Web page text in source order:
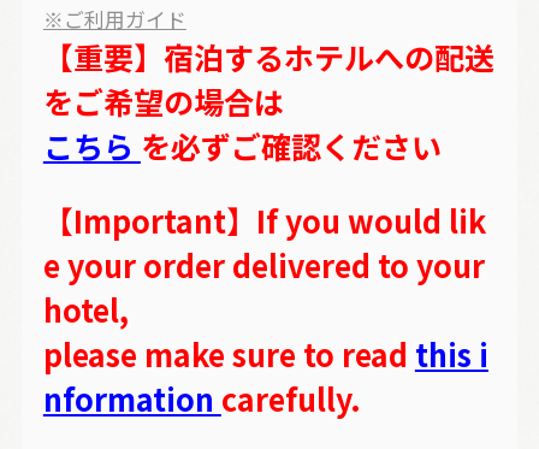
※ご利用ガイド
【重要】宿泊するホテルへの配送
をご希望の場合は
こちら を必ずご確認ください
【Important】If you would lik
e your order delivered to your
hotel,
please make sure to read this i
nformation carefully.